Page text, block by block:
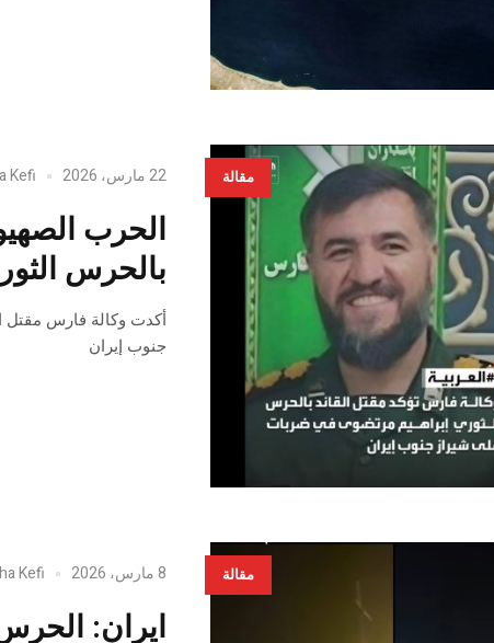
مقالة 22 مارس، 2026 Kefi
الحرب
بالحرس
أكدت وكالة فارس مقتل
جنوب إيران
مقالة 8 مارس، 2026 Kefi
ايران: